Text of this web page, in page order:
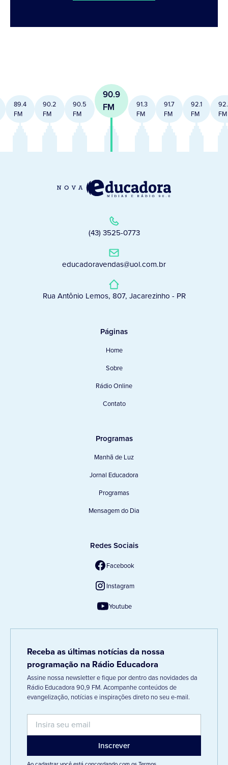
89.4
FM
90.2
FM
90.5
FM
90.9
FM
91.3
FM
91.7
FM
92.1
FM
FM
(43) 3525-0773
educadoravendas@uol.com.br
Rua Antônio Lemos, 807, Jacarezinho - PR
Páginas
Home
Sobre
Rádio Online
Contato
Programas
Manhã de Luz
Jornal Educadora
Programas
Mensagem do Dia
Redes Sociais
Facebook
Instagram
Youtube
Receba as últimas notícias da nossa
programação na Rádio Educadora
Assine nossa newsletter e fique por dentro das novidades da
Rádio Educadora 90,9 FM. Acompanhe conteúdos de
evangelização, notícias e inspirações direto no seu e-mail.